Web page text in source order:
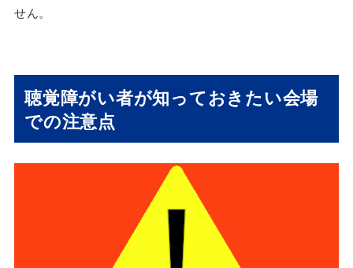
せん。
聴覚障がい者が知っておきたい会場
での注意点